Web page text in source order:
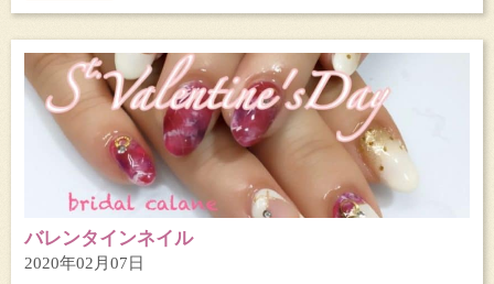
バレンタインネイル
2020年02月07日